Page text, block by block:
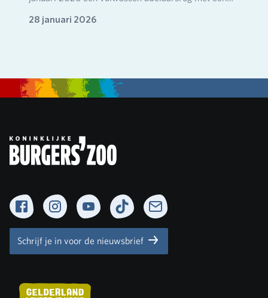
spanwij…
28 januari 2026
FacebookInstagramYouTubeTikTok Newsletter
Schrijf je in voor de nieuwsbrief